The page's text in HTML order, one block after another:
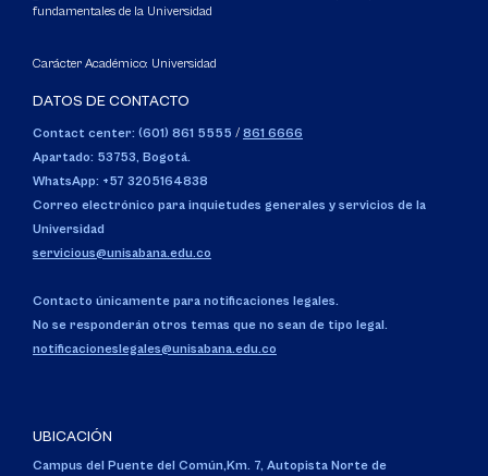
fundamentales de la Universidad
Carácter Académico: Universidad
DATOS DE CONTACTO
Contact center: (601) 861 5555 / 861 6666
Apartado: 53753, Bogotá.
WhatsApp: +57 3205164838
Correo electrónico para inquietudes generales y servicios de la
Universidad
servicious@unisabana.edu.co
Contacto únicamente para notificaciones legales.
No se responderán otros temas que no sean de tipo legal.
notificacioneslegales@unisabana.edu.co
UBICACIÓN
Campus del Puente del Común,Km. 7, Autopista Norte de